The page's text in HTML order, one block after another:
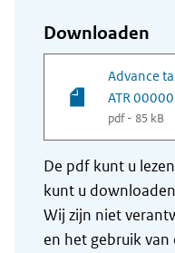
Downloaden
Advance
ATR
pdf - 85 kB
De pdf kunt u
kunt u
Wij zijn niet
en het gebruik van